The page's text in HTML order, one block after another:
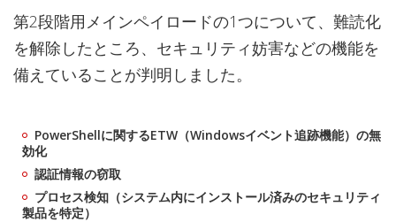
第2段階用メインペイロードの1つについて、難読化
を解除したところ、セキュリティ妨害などの機能を
備えていることが判明しました。
PowerShellに関するETW（Windowsイベント追跡機能）の無
効化
認証情報の窃取
プロセス検知（システム内にインストール済みのセキュリティ
製品を特定）